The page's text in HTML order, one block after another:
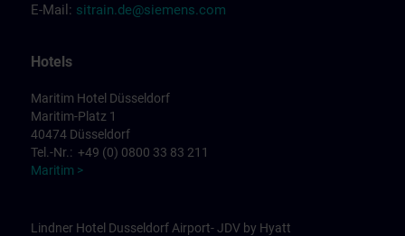
E-Mail: sitrain.de@siemens.com
Hotels
Maritim Hotel Düsseldorf
Maritim-Platz 1
40474 Düsseldorf
Tel.-Nr.: +49 (0) 0800 33 83 211
Maritim >
Lindner Hotel Dusseldorf Airport- JDV by Hyatt